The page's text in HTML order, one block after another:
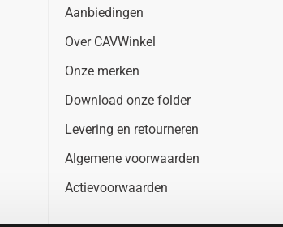
Aanbiedingen
Over CAVWinkel
Onze merken
Download onze folder
Levering en retourneren
Algemene voorwaarden
Actievoorwaarden